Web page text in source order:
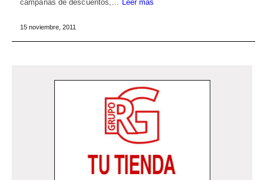
campañas de descuentos,… Leer más
15 noviembre, 2011